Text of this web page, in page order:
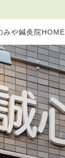
みや鍼灸院HOME